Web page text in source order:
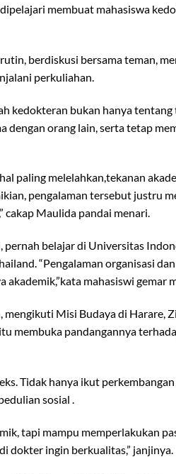
membuat mahasiswa
berdiskusi bersama teman,
perkuliahan.
kedokteran bukan hanya
dengan orang lain, serta tetap
paling melelahkan,tekanan
pengalaman tersebut justru
cakap Maulida pandai menari.
belajar di Universitas
“Pengalaman organisasi
mahasiswi gemar
Misi Budaya di Harare,
membuka pandangannya
Tidak hanya ikut
sosial .
tapi mampu memperlakukan
dokter ingin berkualitas,” janjinya.